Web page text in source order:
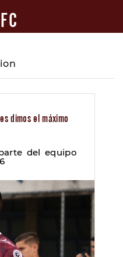
dimos el máximo
del equipo